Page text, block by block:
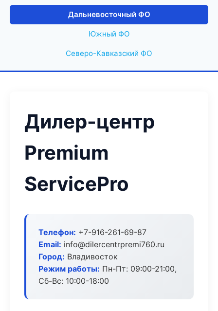
Дальневосточный ФО
Южный ФО
Северо-Кавказский ФО
Дилер-центр
Premium
ServicePro
Телефон: +7-916-261-69-87
Email: info@dilercentrpremi760.ru
Город: Владивосток
Режим работы: Пн-Пт: 09:00-21:00,
Сб-Вс: 10:00-18:00